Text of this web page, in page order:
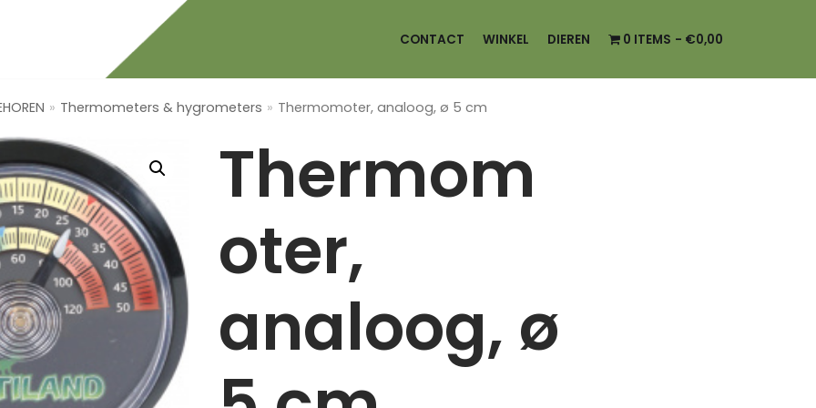
CONTACT WINKEL DIEREN 0 ITEMS €0,00
» Thermometers & hygrometers » Thermomoter, analoog, ø 5 cm
Thermom
oter,
analoog, ø